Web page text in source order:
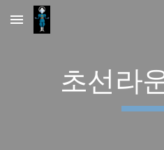
Skip to main content
초선라